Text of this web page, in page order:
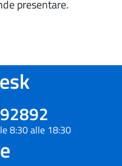
presentare.
8:30 alle 18:30